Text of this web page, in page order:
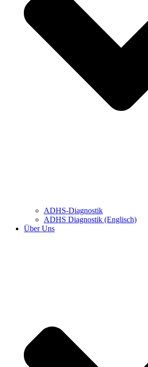
ADHS-Diagnostik
ADHS Diagnostik (Englisch)
Über Uns